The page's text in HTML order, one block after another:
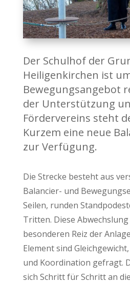
Der Schulhof der
Heiligenkirchen ist
Bewegungsangebot
der Unterstützung
Fördervereins steht
Kurzem eine neue
zur Verfügung.
Die Strecke besteht aus
Balancier- und
Seilen, runden
Tritten. Diese
besonderen Reiz der
Element sind
und Koordination gefragt.
sich Schritt für Schritt an